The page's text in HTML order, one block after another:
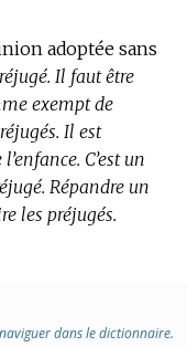
adoptée sans
Il faut être
exempt de
Il est
C’est un
Répandre un
les préjugés.
dans le dictionnaire.